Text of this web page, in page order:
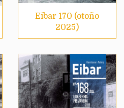
Eibar 170 (otoño
2025)